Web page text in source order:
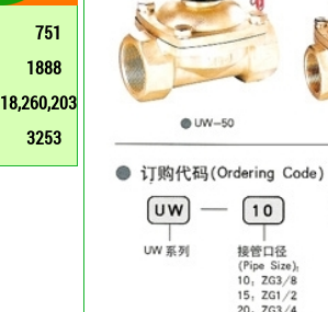
751
1888
18,260,203
3253